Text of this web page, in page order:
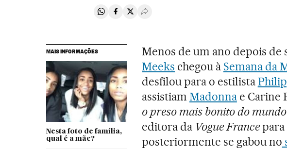
Compartir en Whatsapp
Compartir en Facebook
Compartir en Twitter
Desplegar Redes Sociales
MAIS INFORMAÇÕES
Nesta foto de família,
qual é a mãe?
Menos de um ano depois de
Meeks chegou à Semana da
desfilou para o estilista
assistiam Madonnae Carine
o preso mais bonito do mundo
editora da Vogue Francepara
posteriormente se gabou no